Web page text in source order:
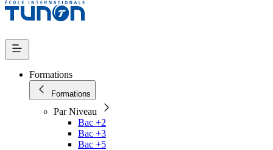
Formations
Formations
Par Niveau
Bac +2
Bac +3
Bac +5